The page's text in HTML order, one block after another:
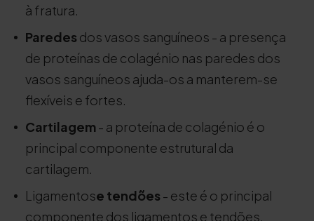
à fratura.
Paredes dos vasos sanguíneos - a presença
de proteínas de colagénio nas paredes dos
vasos sanguíneos ajuda-os a manterem-se
flexíveis e fortes.
Cartilagem- a proteína de colagénio é o
principal componente estrutural da
cartilagem.
Ligamentose tendões - este é o principal
componente dos ligamentos e tendões,